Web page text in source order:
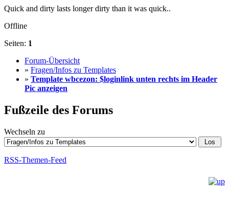
Quick and dirty lasts longer dirty than it was quick..
Offline
Seiten: 1
Forum-Übersicht
» Fragen/Infos zu Templates
» Template wbcezon: $loginlink unten rechts im Header
Pic anzeigen
Fußzeile des Forums
Wechseln zu
RSS-Themen-Feed